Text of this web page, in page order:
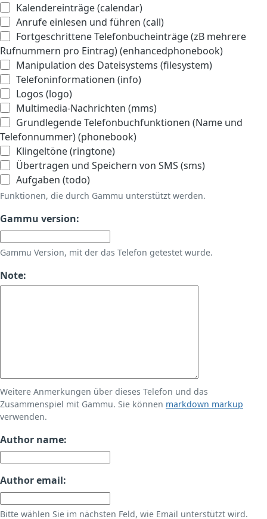
Kalendereinträge (calendar)
Anrufe einlesen und führen (call)
Fortgeschrittene Telefonbucheinträge (zB mehrere
Rufnummern pro Eintrag) (enhancedphonebook)
Manipulation des Dateisystems (filesystem)
Telefoninformationen (info)
Logos (logo)
Multimedia-Nachrichten (mms)
Grundlegende Telefonbuchfunktionen (Name und
Telefonnummer) (phonebook)
Klingeltöne (ringtone)
Übertragen und Speichern von SMS (sms)
Aufgaben (todo)
Funktionen, die durch Gammu unterstützt werden.
Gammu version:
Gammu Version, mit der das Telefon getestet wurde.
Note:
Weitere Anmerkungen über dieses Telefon und das
Zusammenspiel mit Gammu. Sie können markdown markup
verwenden.
Author name:
Author email:
Bitte wählen Sie im nächsten Feld, wie Email unterstützt wird.